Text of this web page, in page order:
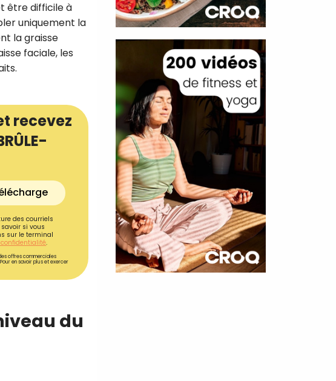
être difficile à
uniquement la
la graisse
faciale, les
recevez
des courriels
si vous
sur le terminal
.
offres commerciales
en savoir plus et exercer
du
180
de CROQ